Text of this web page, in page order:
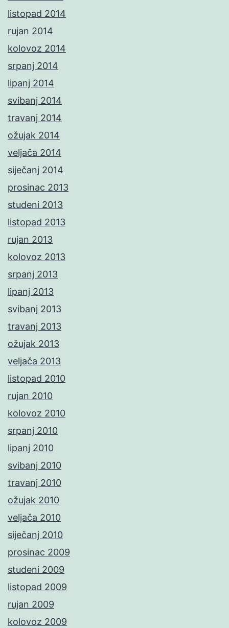
listopad 2014
rujan 2014
kolovoz 2014
srpanj 2014
lipanj 2014
svibanj 2014
travanj 2014
ožujak 2014
veljača 2014
siječanj 2014
prosinac 2013
studeni 2013
listopad 2013
rujan 2013
kolovoz 2013
srpanj 2013
lipanj 2013
svibanj 2013
travanj 2013
ožujak 2013
veljača 2013
listopad 2010
rujan 2010
kolovoz 2010
srpanj 2010
lipanj 2010
svibanj 2010
travanj 2010
ožujak 2010
veljača 2010
siječanj 2010
prosinac 2009
studeni 2009
listopad 2009
rujan 2009
kolovoz 2009